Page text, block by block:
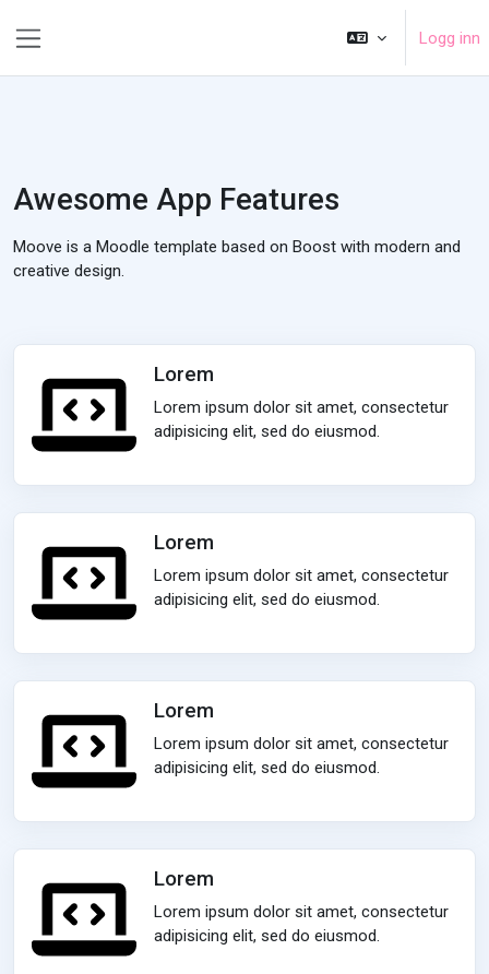
Logg inn
Awesome App Features
Moove is a Moodle template based on Boost with modern and
creative design.
Lorem
Lorem ipsum dolor sit amet, consectetur
adipisicing elit, sed do eiusmod.
Lorem
Lorem ipsum dolor sit amet, consectetur
adipisicing elit, sed do eiusmod.
Lorem
Lorem ipsum dolor sit amet, consectetur
adipisicing elit, sed do eiusmod.
Lorem
Lorem ipsum dolor sit amet, consectetur
adipisicing elit, sed do eiusmod.